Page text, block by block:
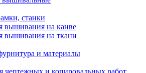
станки
вышивания на канве
вышивания на ткани
и материалы
чертежных и копировальных работ